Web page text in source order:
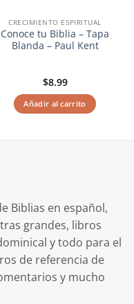
CRECIMIENTO ESPIRITUAL
Conoce tu Biblia – Tapa
Blanda – Paul Kent
$8.99
Añadir al carrito
Biblias en español,
grandes, libros
y todo para el
de referencia de
y mucho